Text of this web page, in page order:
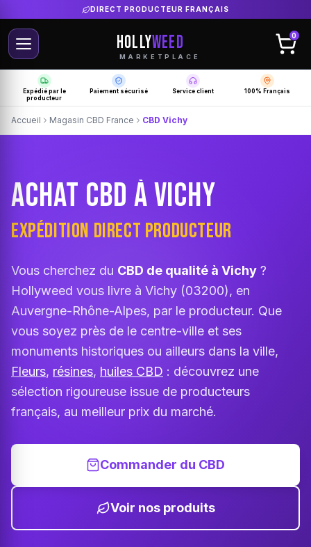
LIVRAISON GRATUITE SELON PRODUCTEUR
HOLLYWEED
MARKETPLACE
0
Expédié par le
producteur
Paiement sécurisé Service client 100% Français
Accueil Magasin CBD France CBD Vichy
ACHAT CBD À VICHY
EXPÉDITION DIRECT PRODUCTEUR
Vous cherchez du CBD de qualité à Vichy ?
Hollyweed vous livre à Vichy (03200), en
Auvergne-Rhône-Alpes, par le producteur. Que
vous soyez près de le centre-ville et ses
monuments historiques ou ailleurs dans la ville,
Fleurs, résines, huiles CBD : découvrez une
sélection rigoureuse issue de producteurs
français, au meilleur prix du marché.
Commander du CBD
Voir nos produits